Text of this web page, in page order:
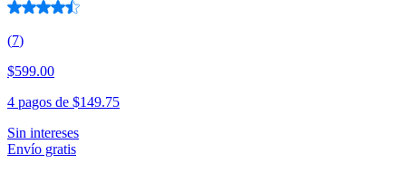
(7)
$599.00
4 pagos de $149.75
Sin intereses
Envío gratis